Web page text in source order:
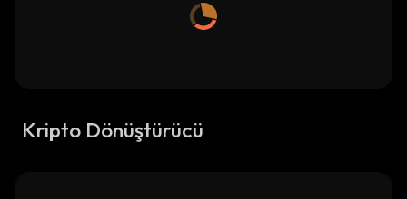
Kripto Dönüştürücü